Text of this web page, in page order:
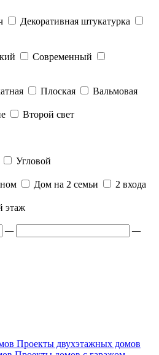
Декоративная штукатурка
Современный
Плоская
Вальмовая
Второй свет
Угловой
Дом на 2 семьи
2 входа
этаж
—
—
Проекты двухэтажных домов